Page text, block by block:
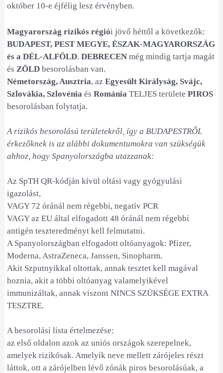
október 10-e éjfélig lesz érvényben.
Magyarország rizikós régiói jövő héttől a következők:
BUDAPEST, PEST MEGYE, ÉSZAK-MAGYARORSZÁG
és a DÉL-ALFÖLD.DEBRECEN még mindig tartja magát
ésZÖLD besorolásban van.
Németország, Ausztria, azEgyesült Királyság, Svájc,
Szlovákia, Szlovénia ésRománia TELJES területePIROS
besorolásban folytatja.
A rizikós besorolású területekről, így a BUDAPESTRŐL
érkezőknek is az alábbi dokumentumokra van szükségük
ahhoz, hogy Spanyolországba utazzanak:
Az SpTH QR-kódján kívül oltási vagy gyógyulási
igazolást,
VAGY 72 óránál nem régebbi, negatív PCR
VAGY az EU által elfogadott 48 óránál nem régebbi
antigén teszteredményt kell felmutatni.
A Spanyolországban elfogadott oltóanyagok: Pfizer,
Moderna, AstraZeneca, Janssen, Sinopharm.
Akit Szputnyikkal oltottak, annak tesztet kell magával
hoznia, akit a többi oltóanyag valamelyikével
immunizáltak, annak viszont NINCS SZÜKSÉGE EXTRA
TESZTRE.
A besorolási lista értelmezése:
az első oldalon azok az uniós országok szerepelnek,
amelyek rizikósak. Amelyik neve mellett zárójeles részt
láttok, ott a zárójelben lévő zónák piros besorolásúak, a